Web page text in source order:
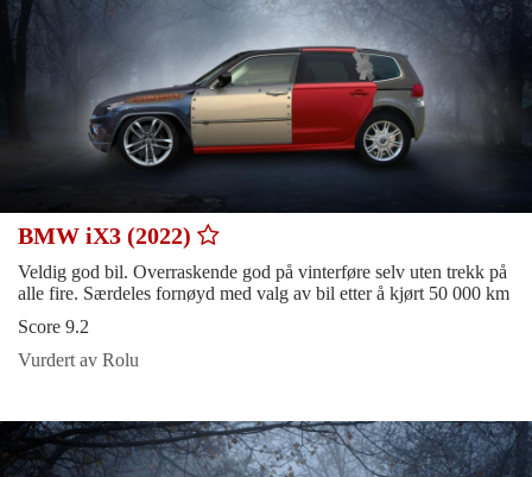
BMW iX3 (2022)
Veldig god bil. Overraskende god på vinterføre selv uten trekk på
alle fire. Særdeles fornøyd med valg av bil etter å kjørt 50 000 km
Score 9.2
Vurdert av Rolu